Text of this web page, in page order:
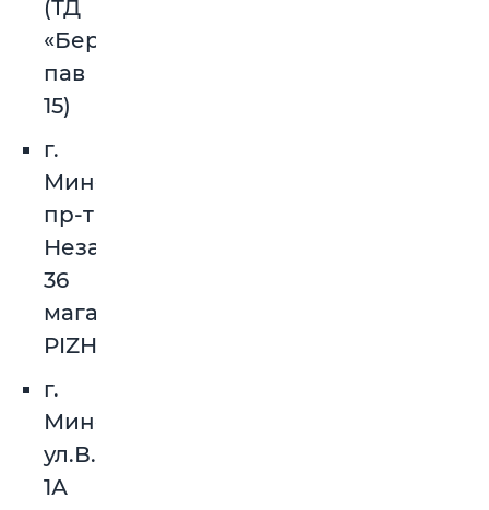
(ТД
«Березина»,
пав
15)
г.
Минск,
пр-т
Независимости,
36
магазин
PIZHON
г.
Минск,
ул.В.Хоружей,
1А